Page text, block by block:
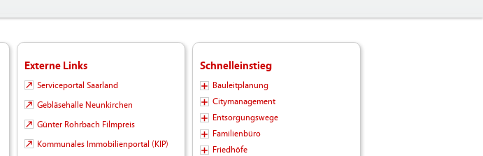
Externe Links
Serviceportal Saarland
Gebläsehalle Neunkirchen
Günter Rohrbach Filmpreis
Kommunales Immobilienportal (KIP)
Schnelleinstieg
Bauleitplanung
Citymanagement
Entsorgungswege
Familienbüro
Friedhöfe